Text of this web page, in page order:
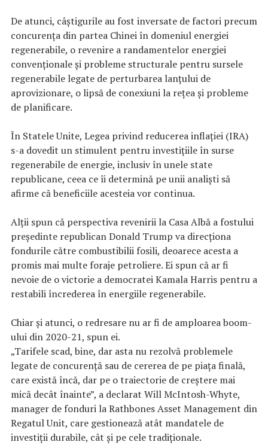
De atunci, câștigurile au fost inversate de factori precum
concurența din partea Chinei în domeniul energiei
regenerabile, o revenire a randamentelor energiei
convenționale și probleme structurale pentru sursele
regenerabile legate de perturbarea lanțului de
aprovizionare, o lipsă de conexiuni la rețea și probleme
de planificare.
În Statele Unite, Legea privind reducerea inflației (IRA)
s-a dovedit un stimulent pentru investițiile în surse
regenerabile de energie, inclusiv în unele state
republicane, ceea ce îi determină pe unii analiști să
afirme că beneficiile acesteia vor continua.
Alții spun că perspectiva revenirii la Casa Albă a fostului
președinte republican Donald Trump va direcționa
fondurile către combustibilii fosili, deoarece acesta a
promis mai multe foraje petroliere. Ei spun că ar fi
nevoie de o victorie a democratei Kamala Harris pentru a
restabili încrederea în energiile regenerabile.
Chiar și atunci, o redresare nu ar fi de amploarea boom-
ului din 2020-21, spun ei.
„Tarifele scad, bine, dar asta nu rezolvă problemele
legate de concurență sau de cererea de pe piața finală,
care există încă, dar pe o traiectorie de creștere mai
mică decât înainte”, a declarat Will McIntosh-Whyte,
manager de fonduri la Rathbones Asset Management din
Regatul Unit, care gestionează atât mandatele de
investiții durabile, cât și pe cele tradiționale.